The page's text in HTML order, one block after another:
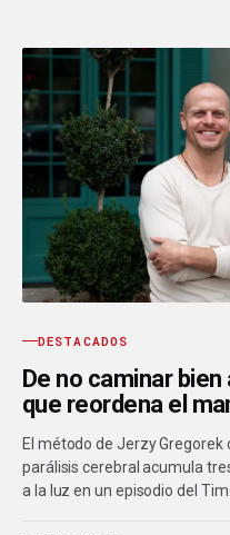
DESTACADOS
De no caminar
que reordena el
El método de Jerzy
parálisis cerebral acumula
a la luz en un episodio del